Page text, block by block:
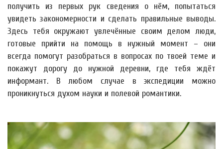
получить из первых рук сведения о нём, попытаться
увидеть закономерности и сделать правильные выводы.
Здесь тебя окружают увлечённые своим делом люди,
готовые прийти на помощь в нужный момент – они
всегда помогут разобраться в вопросах по твоей теме и
покажут дорогу до нужной деревни, где тебя ждёт
информант. В любом случае в экспедиции можно
проникнуться духом науки и полевой романтики.